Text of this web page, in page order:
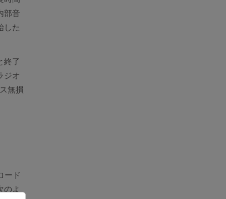
部音
した
終了
ジオ
無損
ード
のよ